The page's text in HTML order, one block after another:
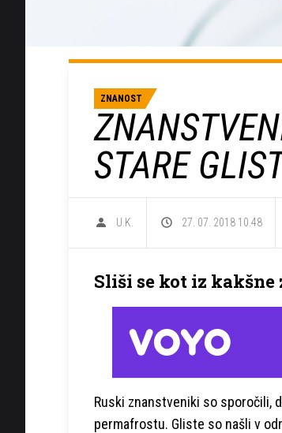
ZNANOST
STARE
U.K. 27. 07. 2018 10.48
Sliši se kot iz
Ruski znanstveniki so sporočili,
permafrostu. Gliste so našli v